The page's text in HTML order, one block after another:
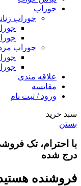
جوراب
جوراب
جوراب
علاقه مندی
مقایسه
ورود / ثبت نام
سبد خرید
بستن
با احترام، تک
درج شده
فروشنده